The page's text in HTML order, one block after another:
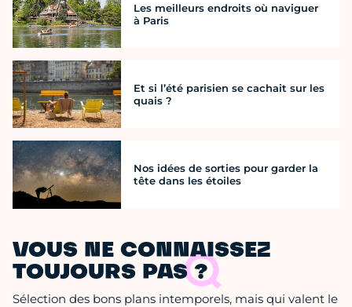
Les meilleurs endroits où naviguer
à Paris
Et si l’été parisien se cachait sur les
quais ?
Nos idées de sorties pour garder la
tête dans les étoiles
VOUS NE CONNAISSEZ
TOUJOURS PAS ?
Sélection des bons plans intemporels, mais qui valent le